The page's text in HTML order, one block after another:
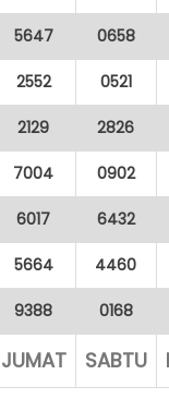
5647 0658
2552 0521
2129 2826
7004 0902
6017 6432
5664 4460
9388 0168
JUMAT SABTU